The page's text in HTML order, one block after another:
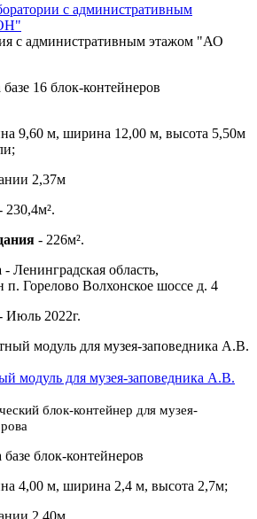
с административным
с административным этажом "АО
базе 16 блок-контейнеров
9,60 м, ширина 12,00 м, высота 5,50м
2,37м
230,4м².
- 226м².
- Ленинградская область,
Горелово Волхонское шоссе д. 4
Июль 2022г.
модуль для музея-заповедника А.В.
блок-контейнер для музея-
базе блок-контейнеров
4,00 м, ширина 2,4 м, высота 2,7м;
2,40м